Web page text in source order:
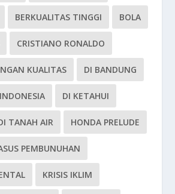
BERKUALITAS TINGGI BOLA
CRISTIANO RONALDO
KUALITAS DI BANDUNG
DI KETAHUI
TANAH AIR HONDA PRELUDE
PEMBUNUHAN
KRISIS IKLIM